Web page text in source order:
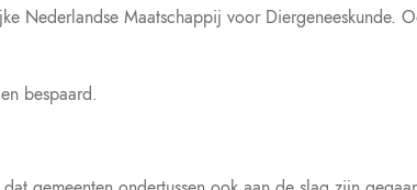
Nederlandse Maatschappij voor Diergeneeskunde.
bespaard.